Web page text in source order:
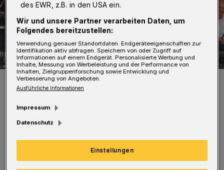
Striekspöen-Frontmann und Kultfigur Paul Decker sagt mit seinen
Jungs (li. Atti Reinartz) tschö.
Wuppertals beliebteste Mundartband legt
des EWR, z.B. in den USA ein.
Wir und unsere Partner verarbeiten Daten, um
Folgendes bereitzustellen:
Verwendung genauer Standortdaten. Endgeräteeigenschaften zur
Identifikation aktiv abfragen. Speichern von oder Zugriff auf
Informationen auf einem Endgerät. Personalisierte Werbung und
Inhalte, Messung von Werbeleistung und der Performance von
Inhalten, Zielgruppenforschung sowie Entwicklung und
Verbesserung von Angeboten.
Ausführliche Informationen
Impressum
Datenschutz
Einstellungen